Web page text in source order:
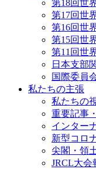
第18回世
第17回世
第16回世
第15回世
第11回世
日本支部
国際委員
私たちの主張
私たちの
重要記事
インター
新型コロ
尖閣・領
JRCL大会